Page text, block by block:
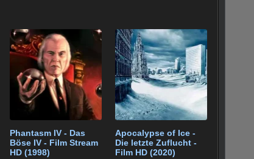
Phantasm IV - Das
Böse IV - Film Stream
HD (1998)
Apocalypse of Ice -
Die letzte Zuflucht -
Film HD (2020)